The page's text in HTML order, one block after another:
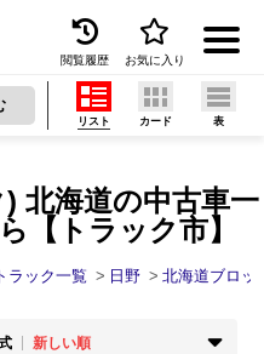
取
は
せ
閲覧履歴 お気に入り
北海道の中古車一
【トラック市】
リスト カード 表
ラック一覧 日野 北海道ブロッ
新しい順